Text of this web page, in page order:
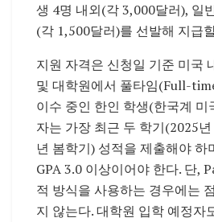
생 4명 내외(각 3,000달러), 일
(각 1,500달러)를 선발해 지급
지원 자격은 신청일 기준 미국
및 대학원에서 풀타임(Full-
이수 중인 한인 학생(한국계 미
자는 가장 최근 두 학기(2025
년 봄학기) 성적을 제출해야 하
GPA 3.0 이상이어야 한다. 단,
적 방식을 사용하는 경우에는
지 않는다. 대학원 입학 예정자